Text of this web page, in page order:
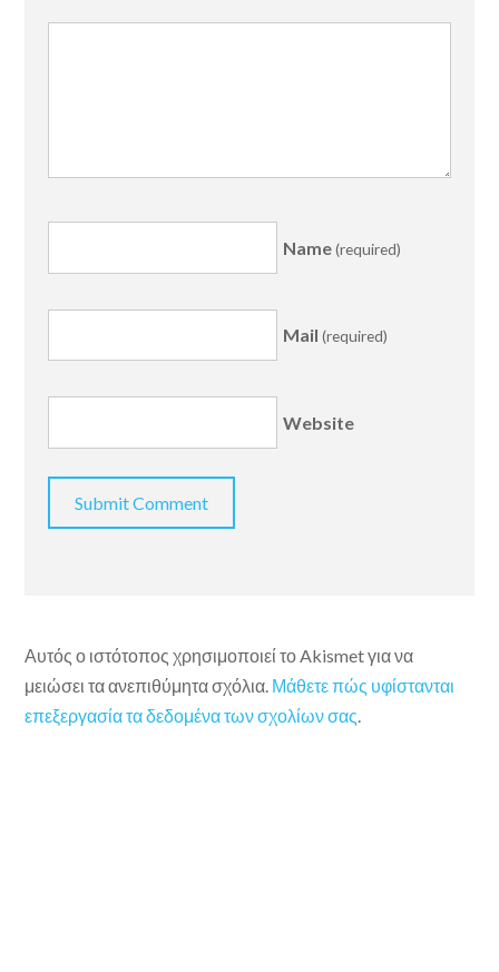
Name(required)
Mail (required)
Website
Αυτός ο ιστότοπος χρησιμοποιεί το Akismet για να
μειώσει τα ανεπιθύμητα σχόλια. Μάθετε πώς υφίστανται
επεξεργασία τα δεδομένα των σχολίων σας